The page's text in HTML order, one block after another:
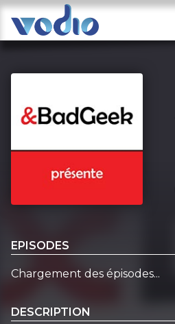
EPISODES
Chargement des épisodes...
DESCRIPTION